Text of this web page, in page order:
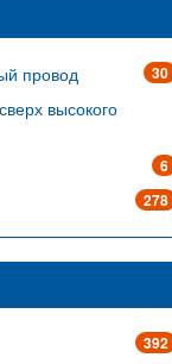
30
провод
высокого
6
278
392